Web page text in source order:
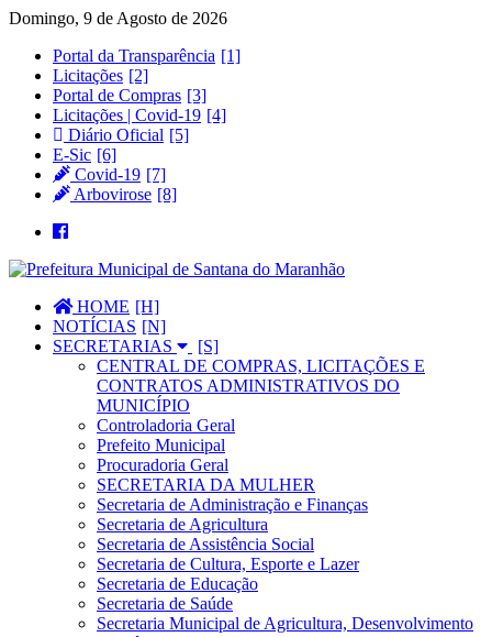
Domingo, 9 de Agosto de 2026
Portal da Transparência
Licitações
Portal de Compras
Licitações | Covid-19
Diário Oficial
E-Sic
Covid-19
Arbovirose
HOME
NOTÍCIAS
SECRETARIAS
CENTRAL DE COMPRAS, LICITAÇÕES E
CONTRATOS ADMINISTRATIVOS DO
MUNICÍPIO
Controladoria Geral
Prefeito Municipal
Procuradoria Geral
SECRETARIA DA MULHER
Secretaria de Administração e Finanças
Secretaria de Agricultura
Secretaria de Assistência Social
Secretaria de Cultura, Esporte e Lazer
Secretaria de Educação
Secretaria de Saúde
Secretaria Municipal de Agricultura, Desenvolvimento